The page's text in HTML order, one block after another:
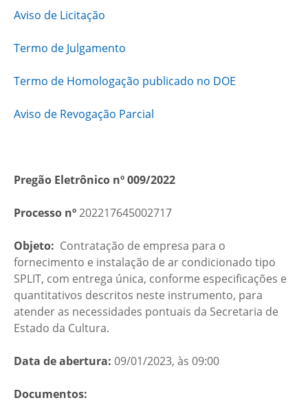
Aviso de Licitação
Termo de Julgamento
Termo de Homologação publicado no DOE
Aviso de Revogação Parcial
Pregão Eletrônico nº 009/2022
Processo nº202217645002717
Objeto: Contratação de empresa para o
fornecimento e instalação de ar condicionado tipo
SPLIT, com entrega única, conforme especificações e
quantitativos descritos neste instrumento, para
atender as necessidades pontuais da Secretaria de
Estado da Cultura.
Data de abertura: 09/01/2023, às 09:00
Documentos: